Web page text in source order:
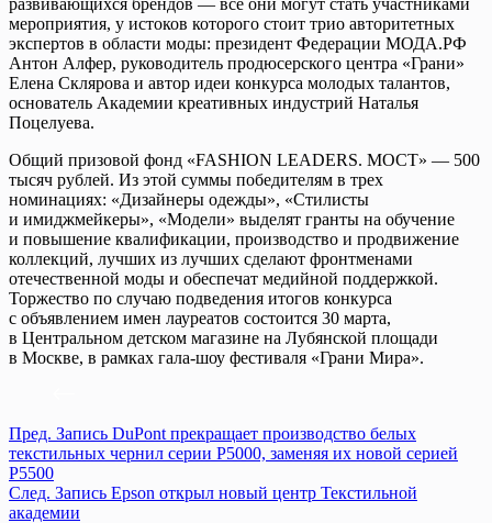
мероприятия, у истоков которого стоит трио авторитетных
экспертов в области моды: президент Федерации МОДА.РФ
Антон Алфер, руководитель продюсерского центра «Грани»
Елена Склярова и автор идеи конкурса молодых талантов,
основатель Академии креативных индустрий Наталья
Поцелуева.
Общий призовой фонд «FASHION LEADERS. МОСТ» — 500
тысяч рублей. Из этой суммы победителям в трех
номинациях: «Дизайнеры одежды», «Стилисты
и имиджмейкеры», «Модели» выделят гранты на обучение
и повышение квалификации, производство и продвижение
коллекций, лучших из лучших сделают фронтменами
отечественной моды и обеспечат медийной поддержкой.
Торжество по случаю подведения итогов конкурса
с объявлением имен лауреатов состоится 30 марта,
в Центральном детском магазине на Лубянской площади
в Москве, в рамках гала-шоу фестиваля «Грани Мира».
Пред. Запись DuPont прекращает производство белых
текстильных чернил серии P5000, заменяя их новой серией
P5500
След. Запись Epson открыл новый центр Текстильной
академии